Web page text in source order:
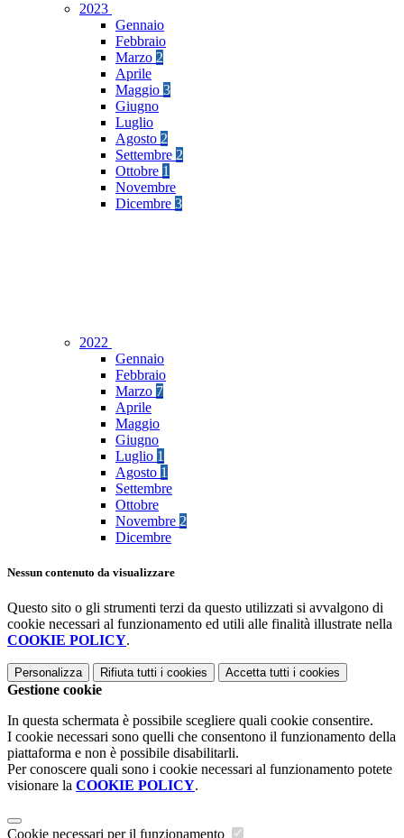
2023
Gennaio
Febbraio
Marzo 2
Aprile
Maggio 3
Giugno
Luglio
Agosto 2
Settembre 2
Ottobre 1
Novembre
Dicembre 3
2022
Gennaio
Febbraio
Marzo 7
Aprile
Maggio
Giugno
Luglio 1
Agosto 1
Settembre
Ottobre
Novembre 2
Dicembre
Nessun contenuto da visualizzare
Questo sito o gli strumenti terzi da questo utilizzati si avvalgono di
cookie necessari al funzionamento ed utili alle finalità illustrate nella
COOKIE POLICY.
Personalizza Rifiuta tutti i cookies Accetta tutti i cookies
Gestione cookie
In questa schermata è possibile scegliere quali cookie consentire.
I cookie necessari sono quelli che consentono il funzionamento della
piattaforma e non è possibile disabilitarli.
Per conoscere quali sono i cookie necessari al funzionamento potete
visionare la COOKIE POLICY.
Cookie necessari per il funzionamento